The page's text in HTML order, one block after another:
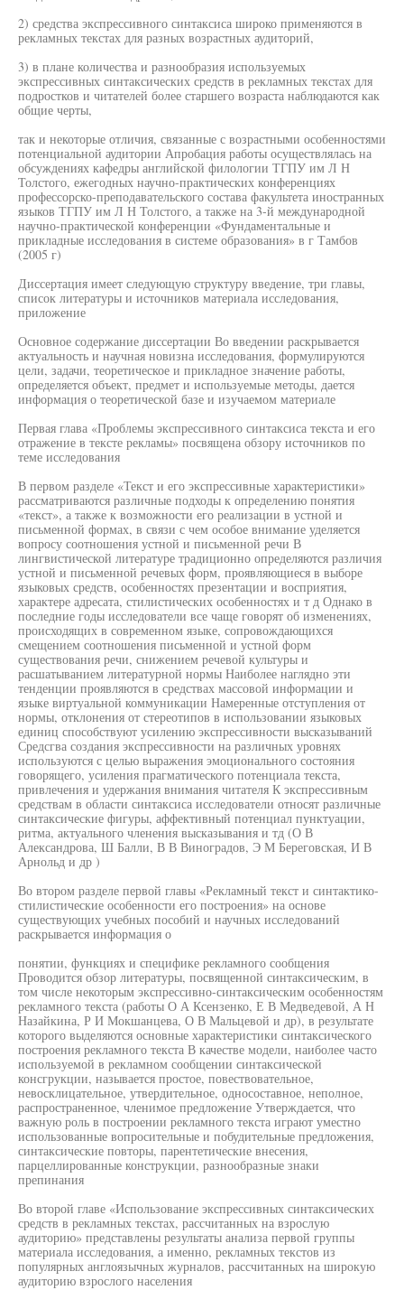
2) средства экспрессивного синтаксиса широко применяются в
рекламных текстах для разных возрастных аудиторий,
3) в плане количества и разнообразия используемых
экспрессивных синтаксических средств в рекламных текстах для
подростков и читателей более старшего возраста наблюдаются как
общие черты,
так и некоторые отличия, связанные с возрастными особенностями
потенциальной аудитории Апробация работы осуществлялась на
обсуждениях кафедры английской филологии ТГПУ им Л Н
Толстого, ежегодных научно-практических конференциях
профессорско-преподавательского состава факультета иностранных
языков ТГПУ им Л Н Толстого, а также на 3-й международной
научно-практической конференции «Фундаментальные и
прикладные исследования в системе образования» в г Тамбов
(2005 г)
Диссертация имеет следующую структуру введение, три главы,
список литературы и источников материала исследования,
приложение
Основное содержание диссертации Во введении раскрывается
актуальность и научная новизна исследования, формулируются
цели, задачи, теоретическое и прикладное значение работы,
определяется объект, предмет и используемые методы, дается
информация о теоретической базе и изучаемом материале
Первая глава «Проблемы экспрессивного синтаксиса текста и его
отражение в тексте рекламы» посвящена обзору источников по
теме исследования
В первом разделе «Текст и его экспрессивные характеристики»
рассматриваются различные подходы к определению понятия
«текст», а также к возможности его реализации в устной и
письменной формах, в связи с чем особое внимание уделяется
вопросу соотношения устной и письменной речи В
лингвистической литературе традиционно определяются различия
устной и письменной речевых форм, проявляющиеся в выборе
языковых средств, особенностях презентации и восприятия,
характере адресата, стилистических особенностях и т д Однако в
последние годы исследователи все чаще говорят об изменениях,
происходящих в современном языке, сопровождающихся
смещением соотношения письменной и устной форм
существования речи, снижением речевой культуры и
расшатыванием литературной нормы Наиболее наглядно эти
тенденции проявляются в средствах массовой информации и
языке виртуальной коммуникации Намеренные отступления от
нормы, отклонения от стереотипов в использовании языковых
единиц способствуют усилению экспрессивности высказываний
Средсгва создания экспрессивности на различных уровнях
используются с целью выражения эмоционального состояния
говорящего, усиления прагматического потенциала текста,
привлечения и удержания внимания читателя К экспрессивным
средствам в области синтаксиса исследователи относят различные
синтаксические фигуры, аффективный потенциал пунктуации,
ритма, актуального членения высказывания и тд (О В
Александрова, Ш Балли, В В Виноградов, Э М Береговская, И В
Арнольд и др )
Во втором разделе первой главы «Рекламный текст и синтактико-
стилистические особенности его построения» на основе
существующих учебных пособий и научных исследований
раскрывается информация о
понятии, функциях и специфике рекламного сообщения
Проводится обзор литературы, посвященной синтаксическим, в
том числе некоторым экспрессивно-синтаксическим особенностям
рекламного текста (работы О А Ксензенко, Е В Медведевой, А Н
Назайкина, Р И Мокшанцева, О В Мальцевой и др), в результате
которого выделяются основные характеристики синтаксического
построения рекламного текста В качестве модели, наиболее часто
используемой в рекламном сообщении синтаксической
консгрукции, называется простое, повествовательное,
невосклицательное, утвердительное, односоставное, неполное,
распространенное, членимое предложение Утверждается, что
важную роль в построении рекламного текста играют уместно
использованные вопросительные и побудительные предложения,
синтаксические повторы, парентетические внесения,
парцеллированные конструкции, разнообразные знаки
препинания
Во второй главе «Использование экспрессивных синтаксических
средств в рекламных текстах, рассчитанных на взрослую
аудиторию» представлены результаты анализа первой группы
материала исследования, а именно, рекламных текстов из
популярных англоязычных журналов, рассчитанных на широкую
аудиторию взрослого населения